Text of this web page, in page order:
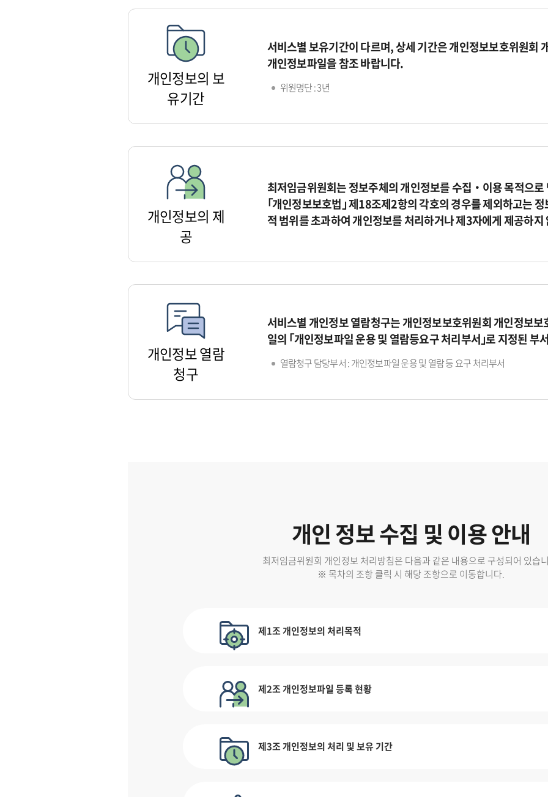
개인정보의 보
유기간
서비스별 보유기간이 다르며, 상세 기간은 개인정보보호위원회
개인정보파일을 참조 바랍니다.
위원명단 : 3년
개인정보의 제
공
최저임금위원회는 정보주체의 개인정보를 수집‧이용 목적으로
｢개인정보보호법｣ 제18조제2항의 각호의 경우를 제외하고는
적 범위를 초과하여 개인정보를 처리하거나 제3자에게 제공하지
개인정보 열람
청구
서비스별 개인정보 열람청구는 개인정보보호위원회 개인정보
일의 ｢개인정보파일 운용 및 열람등요구 처리부서｣로 지정된 부
열람청구 담당부서 : 개인정보파일 운용 및 열람 등 요구 처리부서
개인 정보 수집 및 이용 안내
최저임금위원회 개인정보 처리방침은 다음과 같은 내용으로 구성되어 있습
※ 목차의 조항 클릭 시 해당 조항으로 이동합니다.
제1조 개인정보의 처리목적
제2조 개인정보파일 등록 현황
제3조 개인정보의 처리 및 보유 기간